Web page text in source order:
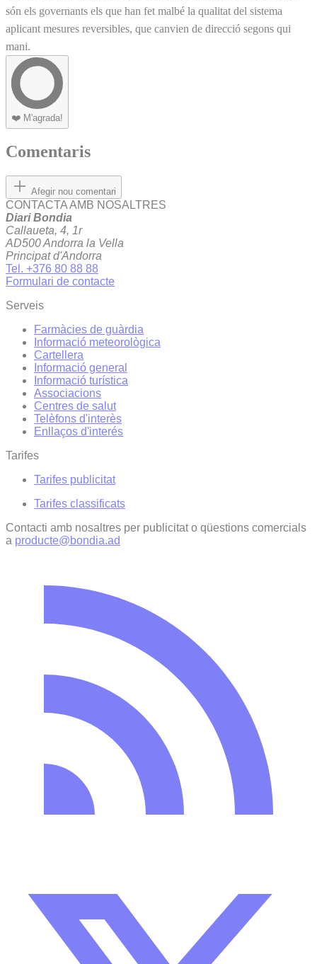
són els governants els que han fet malbé la qualitat del sistema
aplicant mesures reversibles, que canvien de direcció segons qui
mani.
❤️ M'agrada!
Comentaris
Afegir nou comentari
CONTACTA AMB NOSALTRES
Diari Bondia
Callaueta, 4, 1r
AD500 Andorra la Vella
Principat d'Andorra
Tel. +376 80 88 88
Formulari de contacte
Serveis
Farmàcies de guàrdia
Informació meteorològica
Cartellera
Informació general
Informació turística
Associacions
Centres de salut
Telèfons d'interès
Enllaços d'interés
Tarifes
Tarifes publicitat
Tarifes classificats
Contacti amb nosaltres per publicitat o qüestions comercials
a producte@bondia.ad